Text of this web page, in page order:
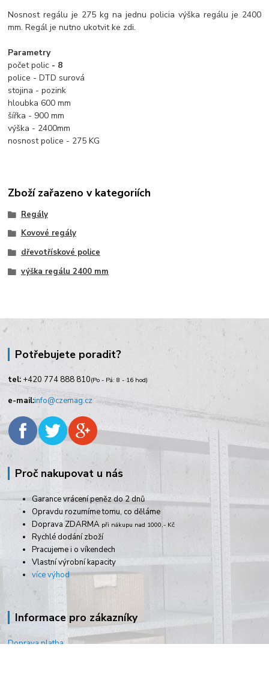
Nosnost regálu je 275 kg na jednu policia výška regálu je 2400
mm. Regál je nutno ukotvit ke zdi.
Parametry
počet polic - 8
police - DTD surová
stojina - pozink
hloubka 600 mm
šířka - 900 mm
výška - 2400mm
nosnost police - 275 KG
Zboží zařazeno v kategoriích
Regály
Kovové regály
dřevotřískové police
výška regálu 2400 mm
Potřebujete poradit?
tel: +420 774 888 810(Po - Pá: 8 - 16 hod)
e-mail:info@czemag.cz
Proč nakupovat u nás
Garance vrácení peněz do 2 dnů
Opravdu rozumíme tomu, co děláme
Doprava ZDARMA při nákupu nad 1000,- Kč
Rychlé dodání zboží
Pracujeme i o víkendech
Vlastní výrobní kapacity
více výhod
Informace pro zákazníky
Doprava platba